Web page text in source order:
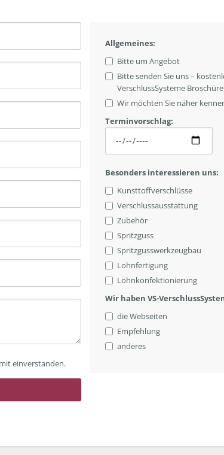
einverstanden.
Allgemeines:
Bitte um Angebot
Bitte senden Sie uns –
VerschlussSysteme
Wir möchten Sie näher
Terminvorschlag:
Besonders interessieren uns:
Kunsttoffverschlüsse
Verschlussausstattung
Zubehör
Spritzguss
Spritzgusswerkzeugbau
Lohnfertigung
Lohnkonfektionierung
Wir haben VS-
die Webseiten
Empfehlung
anderes